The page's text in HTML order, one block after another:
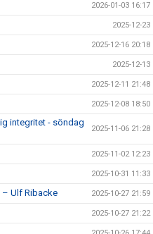
2026-01-03 16:17
2025-12-23
2025-12-16 20:18
2025-12-13
2025-12-11 21:48
2025-12-08 18:50
integritet - söndag
2025-11-06 21:28
2025-11-02 12:23
2025-10-31 11:33
– Ulf Ribacke 2025-10-27 21:59
2025-10-27 21:22